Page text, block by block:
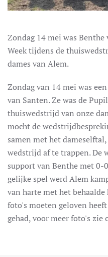
Zondag 14 mei was
Week tijdens de
dames van Alem.
Zondag van 14 mei was
van Santen. Ze was de
thuiswedstrijd van onze
mocht de
samen met het
wedstrijd af te trappen. De
support van Benthe met 0-
gelijke spel werd Alem
van harte met het
foto's moeten geloven
gehad, voor meer foto's zie